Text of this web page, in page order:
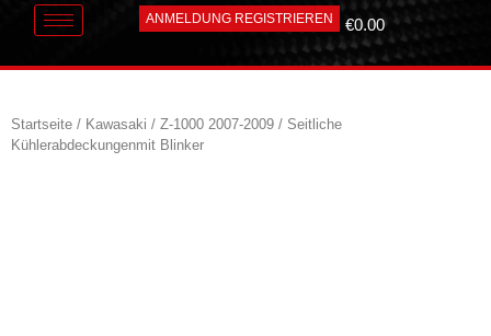
ANMELDUNG REGISTRIEREN €0.00
Startseite / Kawasaki / Z-1000 2007-2009 / Seitliche
Kühlerabdeckungenmit Blinker